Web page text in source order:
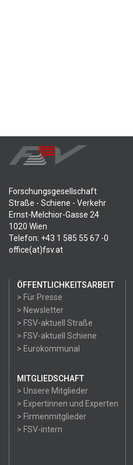
Forschungsgesellschaft
Straße - Schiene - Verkehr
Ernst-Melchior-Gasse 24
1020 Wien
Telefon: +43 1 585 55 67 -0
office(at)fsv.at
ÖFFENTLICHKEITSARBEIT
> Für Presse
> Newsletter
> FSV-aktuell Straße
> FSV-aktuell Schiene
> Eurokommunal
MITGLIEDSCHAFT
> Unsere Mitglieder
> Expertinnen und Experten
> Firmenmitglieder
> FSV-intern